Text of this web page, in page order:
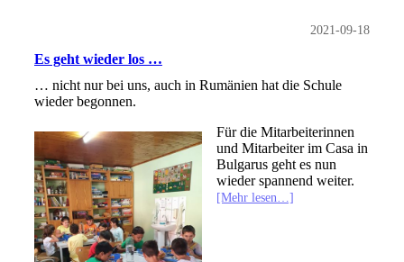
2021-09-18
Es geht wieder los …
… nicht nur bei uns, auch in Rumänien hat die Schule
wieder begonnen.
Für die Mitarbeiterinnen
und Mitarbeiter im Casa in
Bulgarus geht es nun
wieder spannend weiter.
[Mehr lesen…]